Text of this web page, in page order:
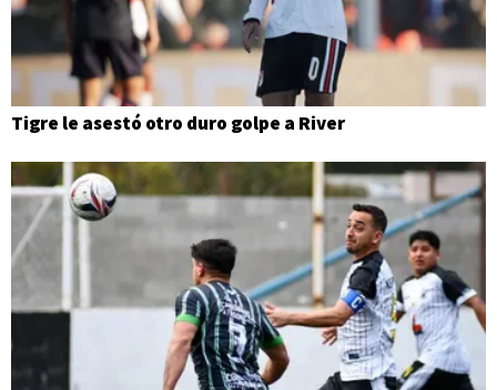
Tigre le asestó otro duro golpe a River